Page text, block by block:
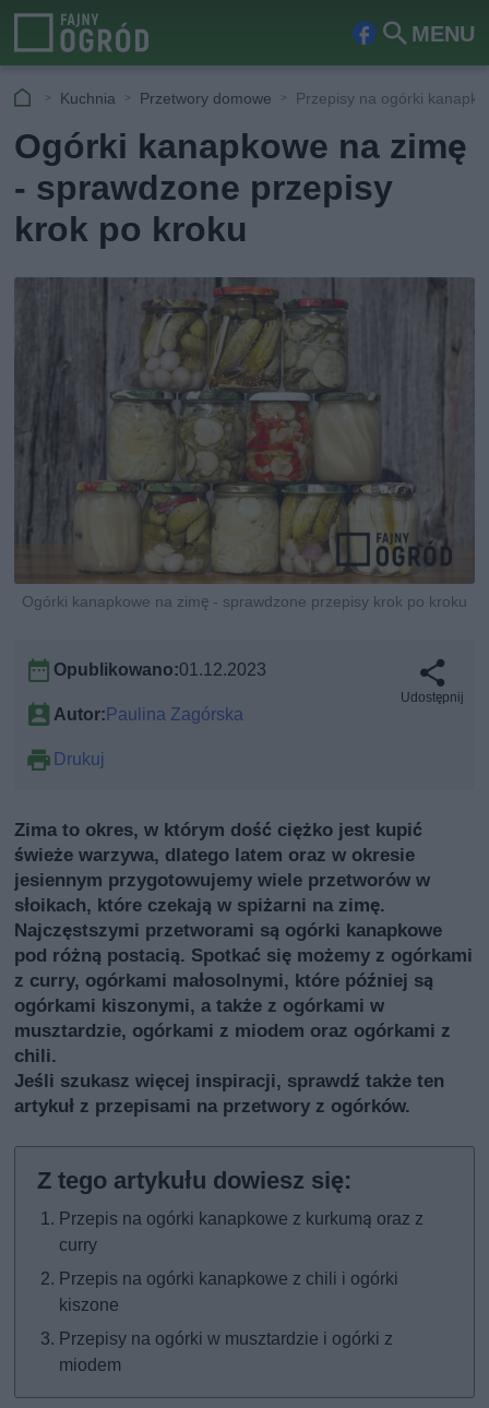
MENU
Fa
ook
Szu
Kuchnia Przetwory domowe Przepisy na ogórki
Ogórki kanapkowe na zimę
- sprawdzone przepisy
krok po kroku
Ogórki kanapkowe na zimę - sprawdzone przepisy krok po kroku
Opublikowano:01.12.2023
Autor:Paulina Zagórska
Drukuj
Udostępnij
Zima to okres, w którym dość ciężko jest kupić
świeże warzywa, dlatego latem oraz w okresie
jesiennym przygotowujemy wiele przetworów w
słoikach, które czekają w spiżarni na zimę.
Najczęstszymi przetworami są ogórki kanapkowe
pod różną postacią. Spotkać się możemy z ogórkami
z curry, ogórkami małosolnymi, które później są
ogórkami kiszonymi, a także z ogórkami w
musztardzie, ogórkami z miodem oraz ogórkami z
chili.
Jeśli szukasz więcej inspiracji, sprawdź takżeten
artykuł z przepisami na przetwory z ogórków.
Przepis na ogórki kanapkowe z kurkumą oraz z
curry
Przepis na ogórki kanapkowe z chili i ogórki
kiszone
Przepisy na ogórki w musztardzie i ogórki z
miodem